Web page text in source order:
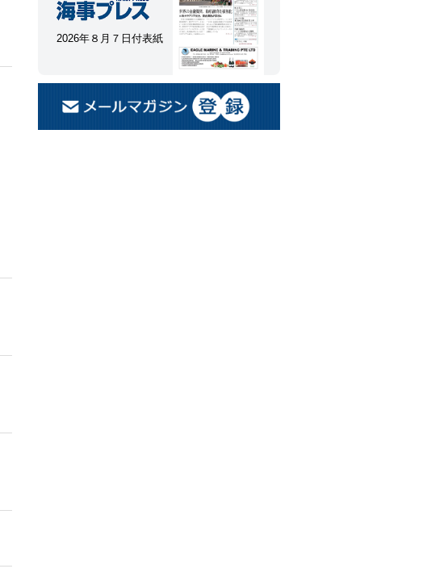
2026年８月７日付表紙